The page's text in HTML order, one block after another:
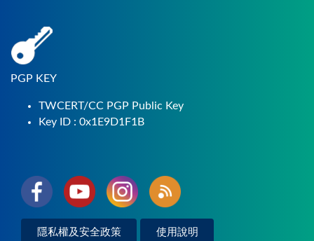
PGP KEY
TWCERT/CC PGP Public Key
Key ID : 0x1E9D1F1B
隱私權及安全政策 使用說明